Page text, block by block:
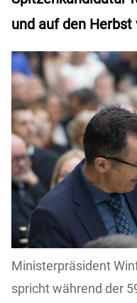
und auf den Herbst
Ministerpräsident
spricht während der